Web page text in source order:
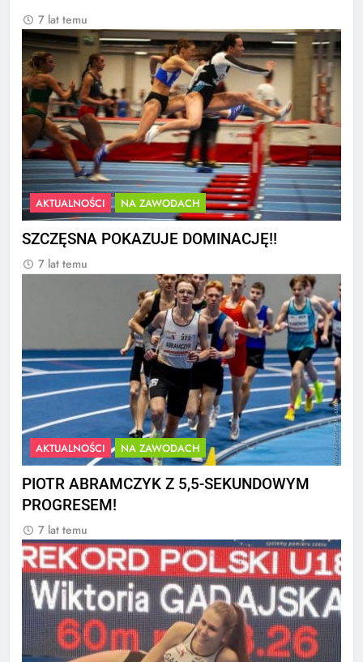
7 lat temu
AKTUALNOŚCI NA ZAWODACH
SZCZĘSNA POKAZUJE DOMINACJĘ!!
7 lat temu
AKTUALNOŚCI NA ZAWODACH
PIOTR ABRAMCZYK Z 5,5-SEKUNDOWYM
PROGRESEM!
7 lat temu